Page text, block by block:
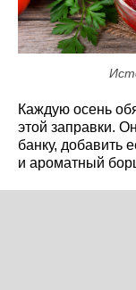
Каждую осень
этой заправки.
банку, добавить
и ароматный